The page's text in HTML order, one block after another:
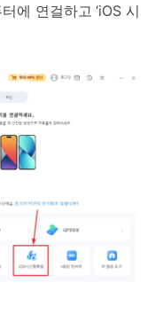
에 연걸하고 ‘iOS 시